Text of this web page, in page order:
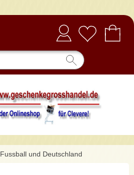
Anmelden
Fussball und Deutschland